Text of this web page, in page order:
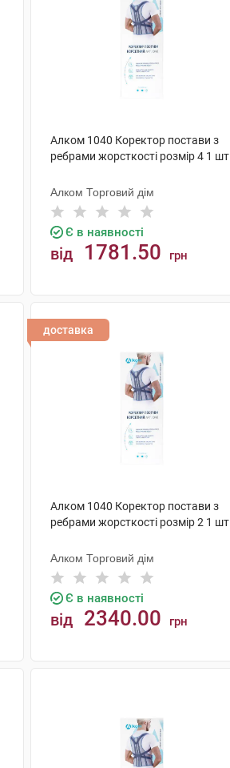
Алком 1040 Коректор постави з
ребрами жорсткості розмір 4 1 шт
Алком Торговий дім
Є в наявності
від 1781.50 грн
доставка
Алком 1040 Коректор постави з
ребрами жорсткості розмір 2 1 шт
Алком Торговий дім
Є в наявності
від 2340.00 грн